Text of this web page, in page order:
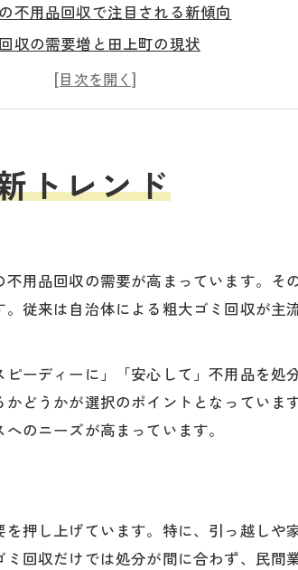
不用品回収で注目される新傾向
収の需要増と田上町の現状
で広がる不用品回収サービス事情
用品回収方法が田上町で浸透中
今と田上町での選択肢
選ばれる不用品回収の方法とは
収の選択肢を田上町で比較する視点
と民間の不用品回収を使い分けるコツ
不用品回収先を選ぶ判断基準
回収サービスを賢く組み合わせる方法
に合う不用品回収術とは
トレンド
用品回収の需要が高まっています。
従来は自治体による粗大ゴミ回収が
ーディーに」「安心して」不用品を
どうかが選択のポイントとなってい
のニーズが高まっています。
押し上げています。特に、引っ越し
回収だけでは処分が間に合わず、民間